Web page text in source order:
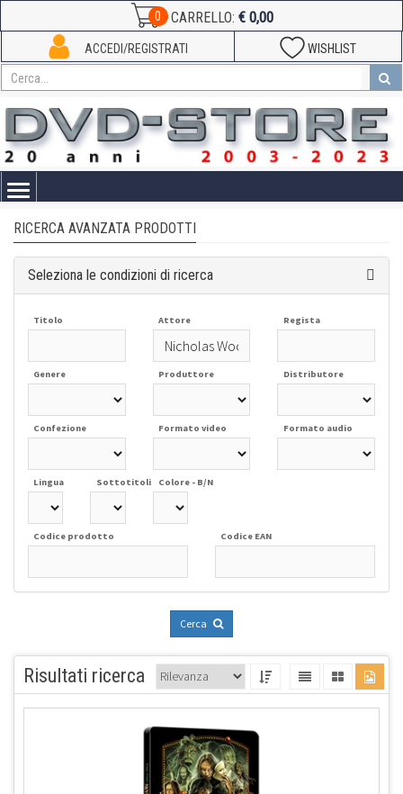
0 CARRELLO: € 0,00
WISHLIST
ACCEDI/REGISTRATI
Toggle
RICERCA AVANZATA PRODOTTI
Seleziona le condizioni di ricerca
Titolo Attore Regista
Genere Produttore Distributore
Confezione Formato video Formato audio
Lingua Sottotitoli Colore - B/N
Codice prodotto Codice EAN
Cerca
Risultati ricerca